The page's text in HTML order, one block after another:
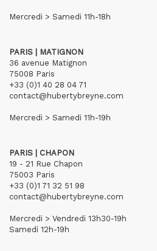
Mercredi > Samedi 11h-18h
PARIS | MATIGNON
36 avenue Matignon
75008 Paris
+33 (0)1 40 28 04 71
contact@hubertybreyne.com
Mercredi > Samedi 11h-19h
PARIS | CHAPON
19 - 21 Rue Chapon
75003 Paris
+33 (0)1 71 32 51 98
contact@hubertybreyne.com
Mercredi > Vendredi 13h30-19h
Samedi 12h-19h